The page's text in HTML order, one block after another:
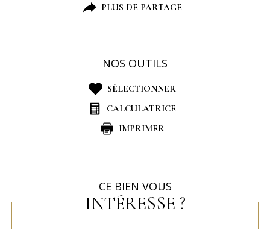
PLUS DE PARTAGE
NOS OUTILS
SÉLECTIONNER
CALCULATRICE
IMPRIMER
CE BIEN VOUS
INTÉRESSE ?